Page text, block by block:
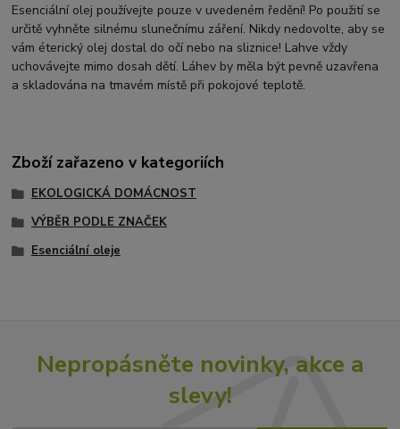
Esenciální olej používejte pouze v uvedeném ředění! Po použití se
určitě vyhněte silnému slunečnímu záření. Nikdy nedovolte, aby se
vám éterický olej dostal do očí nebo na sliznice! Lahve vždy
uchovávejte mimo dosah dětí. Láhev by měla být pevně uzavřena
a skladována na tmavém místě při pokojové teplotě.
Zboží zařazeno v kategoriích
EKOLOGICKÁ DOMÁCNOST
VÝBĚR PODLE ZNAČEK
Esenciální oleje
Nepropásněte novinky, akce a
slevy!